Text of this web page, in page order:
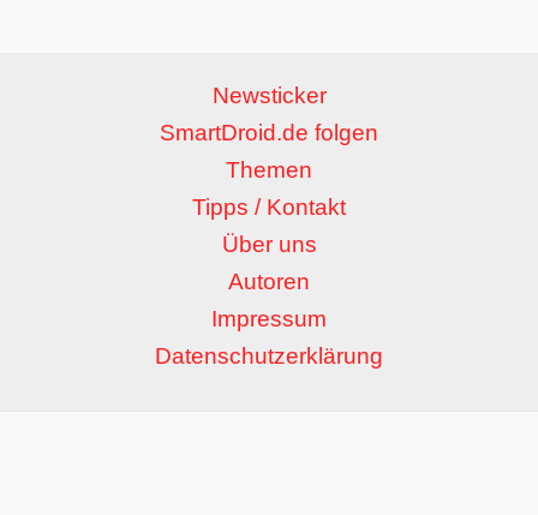
Newsticker
SmartDroid.de folgen
Themen
Tipps / Kontakt
Über uns
Autoren
Impressum
Datenschutzerklärung